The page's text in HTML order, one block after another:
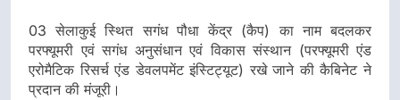
03 सेलाकुई स्थित सगंध पौधा केंद्र (कैप) का नाम बदलकर
परफ्यूमरी एवं सगंध अनुसंधान एवं विकास संस्थान (परफ्यूमरी एंड
एरोमैटिक रिसर्च एंड डेवलपमेंट इंस्टिट्यूट) रखे जाने की कैबिनेट ने
प्रदान की मंजूरी।